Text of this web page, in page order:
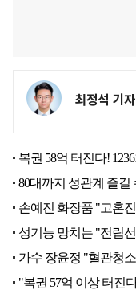
최정석 기자